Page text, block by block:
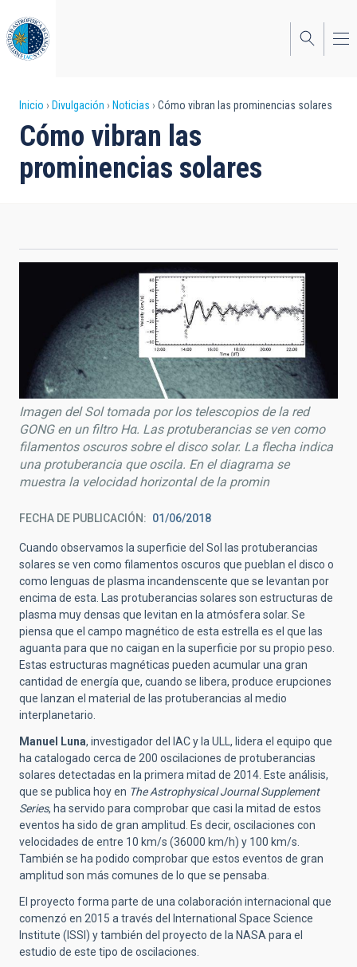
al
contenido
principal
Sobrescribir
enlaces
de
la
navegación
Inicio Divulgación Noticias Cómo vibran las prominencias solares
Cómo vibran las
prominencias solares
Imagen del Sol tomada por los telescopios de la red
GONG en un filtro Hα. Las protuberancias se ven como
filamentos oscuros sobre el disco solar. La flecha indica
una protuberancia que oscila. En el diagrama se
muestra la velocidad horizontal de la promin
FECHA DE PUBLICACIÓN 01/06/2018
Cuando observamos la superficie del Sol las protuberancias
solares se ven como filamentos oscuros que pueblan el disco o
como lenguas de plasma incandenscente que se levantan por
encima de esta. Las protuberancias solares son estructuras de
plasma muy densas que levitan en la atmósfera solar. Se
piensa que el campo magnético de esta estrella es el que las
aguanta para que no caigan en la superficie por su propio peso.
Estas estructuras magnéticas pueden acumular una gran
cantidad de energía que, cuando se libera, produce erupciones
que lanzan el material de las protuberancias al medio
interplanetario.
Manuel Luna, investigador del IAC y la ULL, lidera el equipo que
ha catalogado cerca de 200 oscilaciones de protuberancias
solares detectadas en la primera mitad de 2014. Este análisis,
que se publica hoy en The Astrophysical Journal Supplement
Series, ha servido para comprobar que casi la mitad de estos
eventos ha sido de gran amplitud. Es decir, oscilaciones con
velocidades de entre 10 km/s (36000 km/h) y 100 km/s.
También se ha podido comprobar que estos eventos de gran
amplitud son más comunes de lo que se pensaba.
El proyecto forma parte de una colaboración internacional que
comenzó en 2015 a través del International Space Science
Institute (ISSI) y también del proyecto de la NASA para el
estudio de este tipo de oscilaciones.